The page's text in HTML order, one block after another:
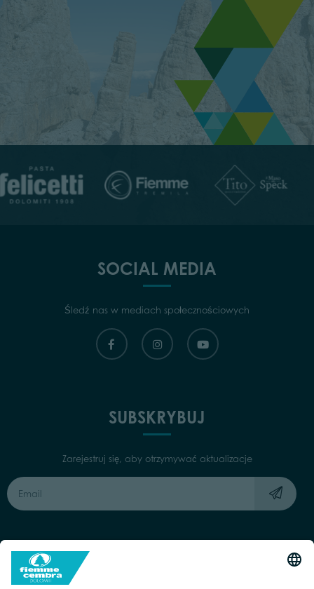
SOCIAL MEDIA
Śledź nas w mediach społecznościowych
SUBSKRYBUJ
Zarejestruj się, aby otrzymywać aktualizacje